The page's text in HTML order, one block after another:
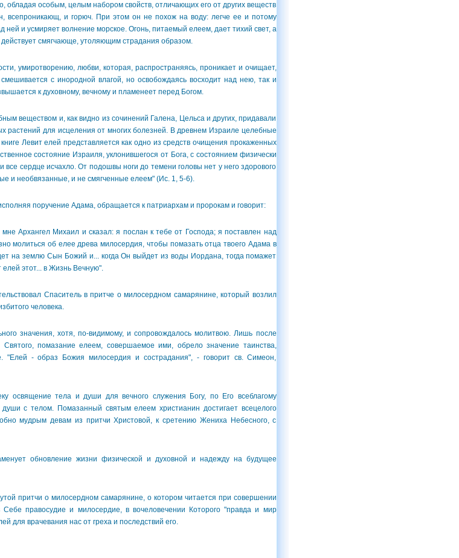
особым, целым набором свойств, отличающих его от других веществ
всепроникающ, и горюч. При этом он не похож на воду: легче ее и потому
ней и усмиряет волнение морское. Огонь, питаемый елеем, дает тихий свет, а
смягчающе, утоляющим страдания образом.
умиротворению, любви, которая, распространяясь, проникает и очищает,
с инородной влагой, но освобождаясь восходит над нею, так и
к духовному, вечному и пламенеет перед Богом.
веществом и, как видно из сочинений Галена, Цельса и других, придавали
растений для исцеления от многих болезней. В древнем Израиле целебные
Левит елей представляется как одно из средств очищения прокаженных
состояние Израиля, уклонившегося от Бога, с состоянием физически
все сердце исчахло. От подошвы ноги до темени головы нет у него здорового
и необвязанные, и не смягченные елеем" (Ис. 1, 5-6).
поручение Адама, обращается к патриархам и пророкам и говорит:
Архангел Михаил и сказал: я послан к тебе от Господа; я поставлен над
молиться об елее древа милосердия, чтобы помазать отца твоего Адама в
на землю Сын Божий и... когда Он выйдет из воды Иордана, тогда помажет
этот... в Жизнь Вечную".
Спаситель в притче о милосердном самарянине, который возлил
человека.
значения, хотя, по-видимому, и сопровождалось молитвою. Лишь после
помазание елеем, совершаемое ими, обрело значение таинства,
"Елей - образ Божия милосердия и сострадания", - говорит св. Симеон,
освящение тела и души для вечного служения Богу, по Его всеблагому
с телом. Помазанный святым елеем христианин достигает всецелого
мудрым девам из притчи Христовой, к сретению Жениха Небесного, с
обновление жизни физической и духовной и надежду на будущее
притчи о милосердном самарянине, о котором читается при совершении
правосудие и милосердие, в вочеловечении Которого "правда и мир
для врачевания нас от греха и последствий его.